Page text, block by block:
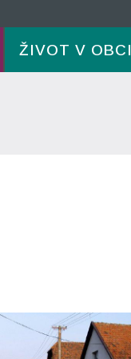
ŽIVOT V OBCI